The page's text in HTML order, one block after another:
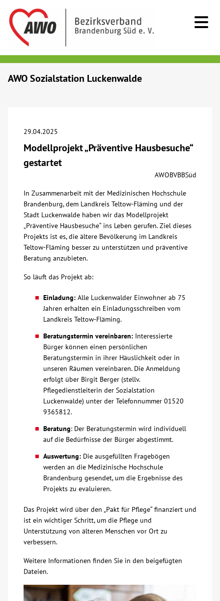
Beratung & Hilfe
Bildung
Über uns
Spenden
Mitmachen
Karriere
Ausbildung
Glossar
Suche
AWO BB Süd
AWO Sozialstation Luckenwalde
29.04.2025
Modellprojekt „Präventive Hausbesuche“
gestartet
AWOBVBBSüd
In Zusammenarbeit mit der Medizinischen Hochschule
Brandenburg, dem Landkreis Teltow-Fläming und der
Stadt Luckenwalde haben wir das Modellprojekt
„Präventive Hausbesuche“ ins Leben gerufen. Ziel dieses
Projekts ist es, die ältere Bevölkerung im Landkreis
Teltow-Fläming besser zu unterstützen und präventive
Beratung anzubieten.
So läuft das Projekt ab:
Einladung: Alle Luckenwalder Einwohner ab 75
Jahren erhalten ein Einladungsschreiben vom
Landkreis Teltow-Fläming.
Beratungstermin vereinbaren: Interessierte
Bürger können einen persönlichen
Beratungstermin in ihrer Häuslichkeit oder in
unseren Räumen vereinbaren. Die Anmeldung
erfolgt über Birgit Berger (stellv.
Pflegedienstleiterin der Sozialstation
Luckenwalde) unter der Telefonnummer 01520
9365812.
Beratung: Der Beratungstermin wird individuell
auf die Bedürfnisse der Bürger abgestimmt.
Auswertung: Die ausgefüllten Fragebögen
werden an die Medizinische Hochschule
Brandenburg gesendet, um die Ergebnisse des
Projekts zu evaluieren.
Das Projekt wird über den „Pakt für Pflege“ finanziert und
ist ein wichtiger Schritt, um die Pflege und
Unterstützung von älteren Menschen vor Ort zu
verbessern.
Weitere Informationen finden Sie in den beigefügten
Dateien.